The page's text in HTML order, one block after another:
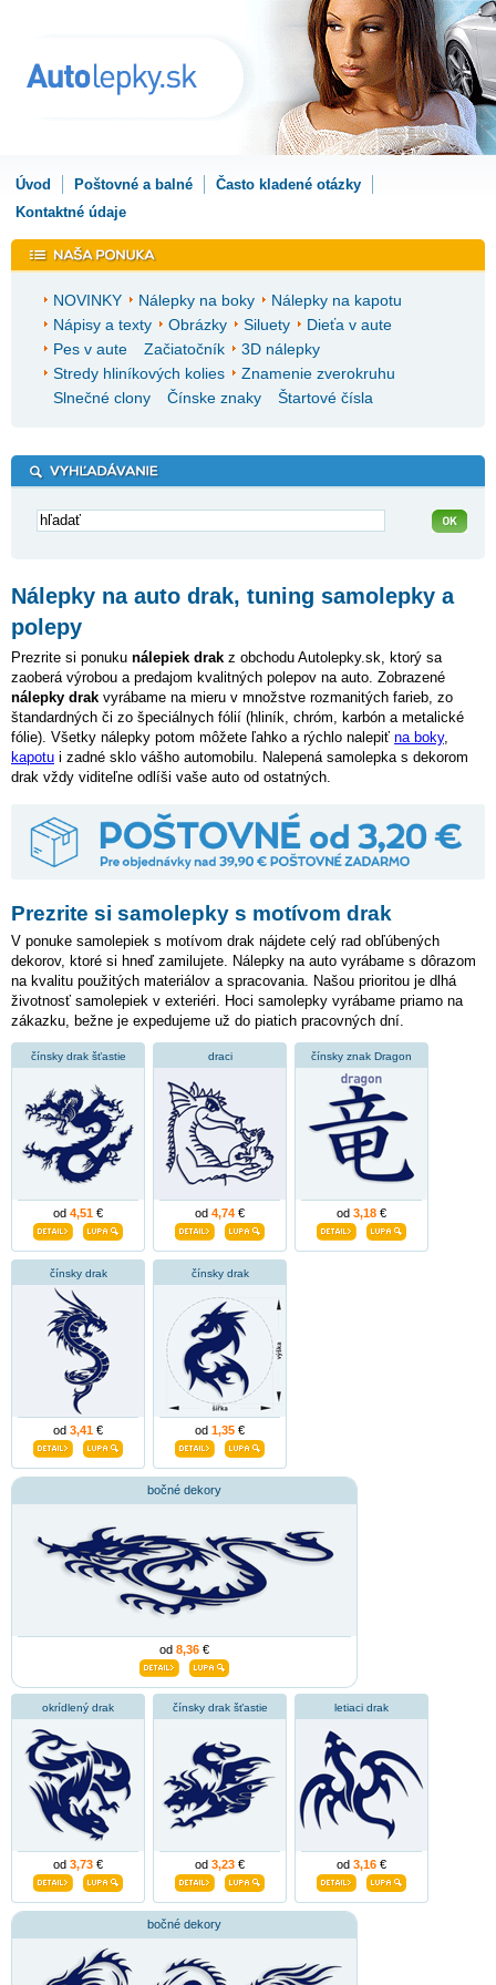
Úvod Poštovné a balné
Často kladené otázky
Kontaktné údaje
NOVINKY Nálepky na boky
Nálepky na kapotu
Nápisy a texty
Obrázky Siluety
Dieťa v aute
Pes v aute
Začiatočník
3D nálepky
Stredy hliníkových kolies
Znamenie zverokruhu
Slnečné clony
Čínske znaky Štartové čísla
Nálepky na auto drak, tuning samolepky a
polepy
Prezrite si ponuku nálepiek drak z obchodu Autolepky.sk, ktorý sa
zaoberá výrobou a predajom kvalitných polepov na auto. Zobrazené
nálepky drak vyrábame na mieru v množstve rozmanitých farieb, zo
štandardných či zo špeciálnych fólií (hliník, chróm, karbón a metalické
fólie). Všetky nálepky potom môžete ľahko a rýchlo nalepiť na boky,
kapotu i zadné sklo vášho automobilu. Nalepená samolepka s dekorom
drak vždy viditeľne odlíši vaše auto od ostatných.
Prezrite si samolepky s motívom drak
V ponuke samolepiek s motívom drak nájdete celý rad obľúbených
dekorov, ktoré si hneď zamilujete. Nálepky na auto vyrábame s dôrazom
na kvalitu použitých materiálov a spracovania. Našou prioritou je dlhá
životnosť samolepiek v exteriéri. Hoci samolepky vyrábame priamo na
zákazku, bežne je expedujeme už do piatich pracovných dní.
čínsky drak šťastie
od 4,51 €
draci
od 4,74 €
čínsky znak Dragon
od 3,18 €
čínsky drak
od 3,41 €
čínsky drak
od 1,35 €
bočné dekory
od 8,36 €
okrídlený drak
od 3,73 €
čínsky drak šťastie
od 3,23 €
letiaci drak
od 3,16 €
bočné dekory